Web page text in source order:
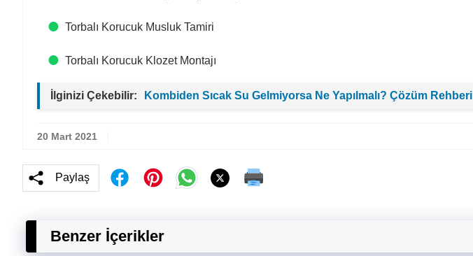
Torbalı Korucuk Musluk Tamiri
Torbalı Korucuk Klozet Montajı
İlginizi Çekebilir: Kombiden Sıcak Su Gelmiyorsa Ne Yapılmalı? Çözüm Rehberi
20 Mart 2021
Paylaş
Benzer İçerikler